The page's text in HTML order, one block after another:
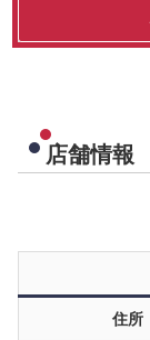
店舗情報
住所